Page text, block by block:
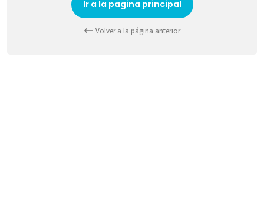
Ir a la pagina principal
Volver a la página anterior